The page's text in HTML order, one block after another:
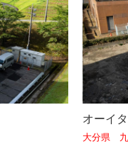
オーイ
大分県 九